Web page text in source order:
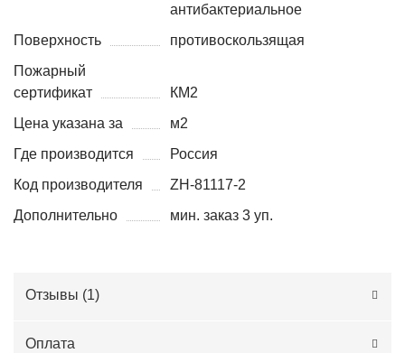
антибактериальное
Поверхность
противоскользящая
Пожарный
сертификат
КМ2
Цена указана за
м2
Где производится
Россия
Код производителя
ZH-81117-2
Дополнительно
мин. заказ 3 уп.
Отзывы (1)
Оплата